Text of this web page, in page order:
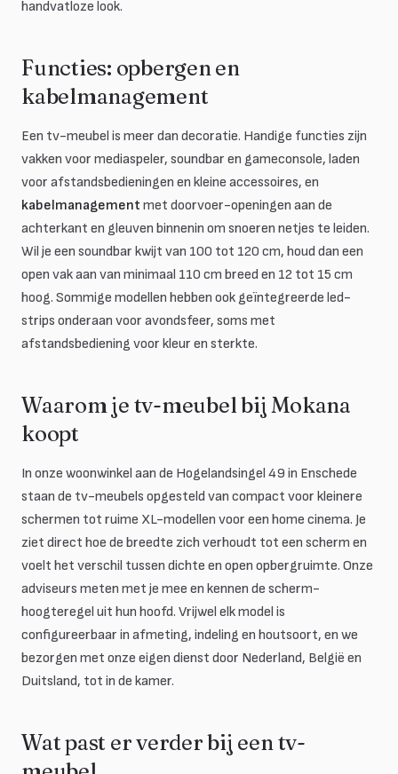
handvatloze look.
Functies: opbergen en
kabelmanagement
Een tv-meubel is meer dan decoratie. Handige functies zijn
vakken voor mediaspeler, soundbar en gameconsole, laden
voor afstandsbedieningen en kleine accessoires, en
kabelmanagement met doorvoer-openingen aan de
achterkant en gleuven binnenin om snoeren netjes te leiden.
Wil je een soundbar kwijt van 100 tot 120 cm, houd dan een
open vak aan van minimaal 110 cm breed en 12 tot 15 cm
hoog. Sommige modellen hebben ook geïntegreerde led-
strips onderaan voor avondsfeer, soms met
afstandsbediening voor kleur en sterkte.
Waarom je tv-meubel bij Mokana
koopt
In onze woonwinkel aan de Hogelandsingel 49 in Enschede
staan de tv-meubels opgesteld van compact voor kleinere
schermen tot ruime XL-modellen voor een home cinema. Je
ziet direct hoe de breedte zich verhoudt tot een scherm en
voelt het verschil tussen dichte en open opbergruimte. Onze
adviseurs meten met je mee en kennen de scherm-
hoogteregel uit hun hoofd. Vrijwel elk model is
configureerbaar in afmeting, indeling en houtsoort, en we
bezorgen met onze eigen dienst door Nederland, België en
Duitsland, tot in de kamer.
Wat past er verder bij een tv-